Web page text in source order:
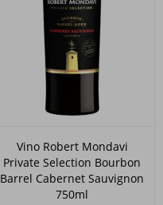
Vino Robert Mondavi
Private Selection Bourbon
Barrel Cabernet Sauvignon
750ml